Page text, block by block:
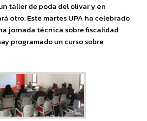
taller de poda del olivar y en
otro. Este martes UPA ha celebrado
jornada técnica sobre fiscalidad
programado un curso sobre